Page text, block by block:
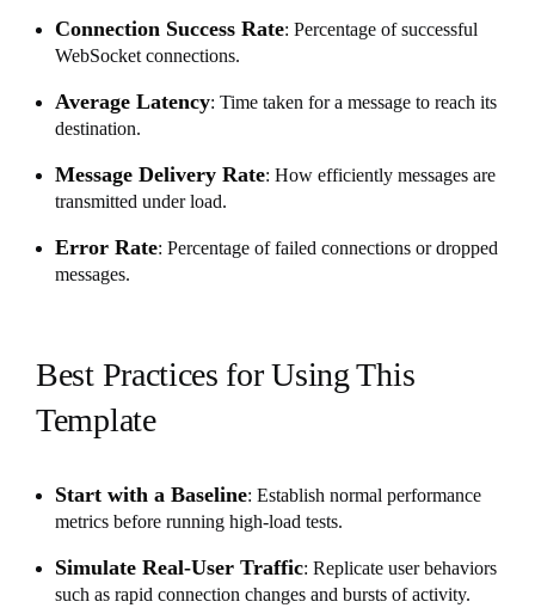
Connection Success Rate: Percentage of successful
WebSocket connections.
Average Latency: Time taken for a message to reach its
destination.
Message Delivery Rate: How efficiently messages are
transmitted under load.
Error Rate: Percentage of failed connections or dropped
messages.
Best Practices for Using This
Template
Start with a Baseline: Establish normal performance
metrics before running high-load tests.
Simulate Real-User Traffic: Replicate user behaviors
such as rapid connection changes and bursts of activity.